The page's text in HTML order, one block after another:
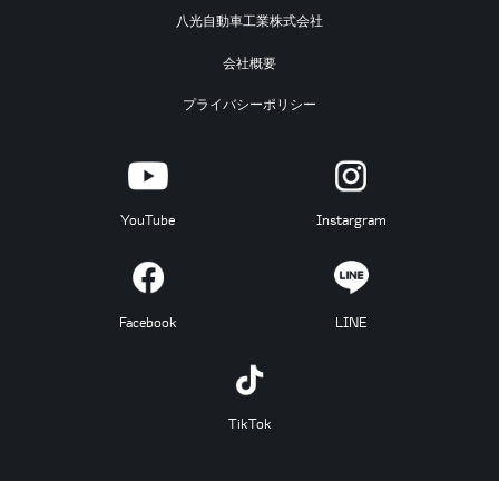
八光自動車工業株式会社
会社概要
プライバシーポリシー
YouTube Instargram
Facebook LINE
TikTok